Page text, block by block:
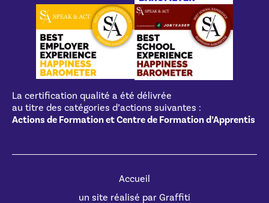
La certification qualité a été délivrée
au titre des catégories d’actions suivantes :
Actions de Formation et Centre de Formation d’Apprentis
Accueil
un site réalisé par Graffiti